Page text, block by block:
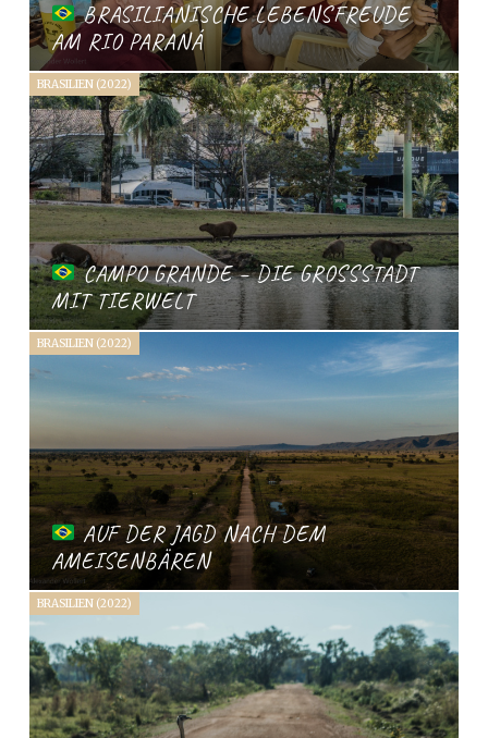
BRASILIANISCHE LEBENSFREUDE
AM RIO PARANÁ
BRASILIEN (2022)
CAMPO GRANDE – DIE GROSSSTADT M
IT TIERWELT
BRASILIEN (2022)
AUF DER JAGD NACH DEM
AMEISENBÄREN
BRASILIEN (2022)